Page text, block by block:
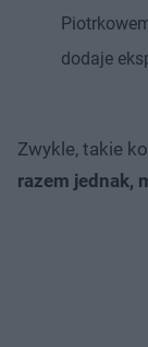
dodaje
Zwykle, takie
razem jednak,